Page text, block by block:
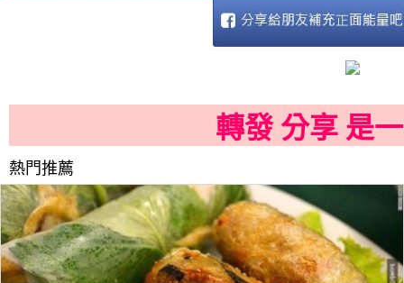
轉發 分享 是
熱門推薦